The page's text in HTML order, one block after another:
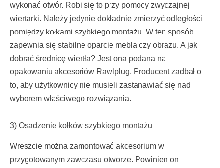
wykonać otwór. Robi się to przy pomocy zwyczajnej
wiertarki. Należy jedynie dokładnie zmierzyć odległości
pomiędzy kołkami szybkiego montażu. W ten sposób
zapewnia się stabilne oparcie mebla czy obrazu. A jak
dobrać średnicę wiertła? Jest ona podana na
opakowaniu akcesoriów Rawlplug. Producent zadbał o
to, aby użytkownicy nie musieli zastanawiać się nad
wyborem właściwego rozwiązania.
3) Osadzenie kołków szybkiego montażu
Wreszcie można zamontować akcesorium w
przygotowanym zawczasu otworze. Powinien on